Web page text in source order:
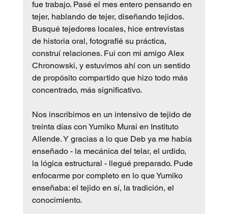
fue trabajo. Pasé el mes entero pensando en
tejer, hablando de tejer, diseñando tejidos.
Busqué tejedores locales, hice entrevistas
de historia oral, fotografié su práctica,
construí relaciones. Fui con mi amigo Alex
Chronowski, y estuvimos ahí con un sentido
de propósito compartido que hizo todo más
concentrado, más significativo.
Nos inscribimos en un intensivo de tejido de
treinta días con Yumiko Murai en Instituto
Allende. Y gracias a lo que Deb ya me había
enseñado - la mecánica del telar, el urdido,
la lógica estructural - llegué preparado. Pude
enfocarme por completo en lo que Yumiko
enseñaba: el tejido en sí, la tradición, el
conocimiento.